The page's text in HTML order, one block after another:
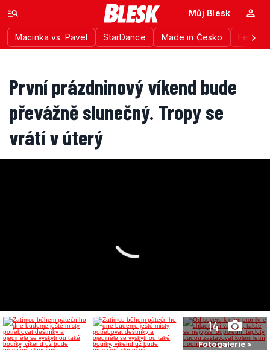
Macinka vs. Pavel StarDance Made in Česko
Můj Blesk
První prázdninový víkend bude
převážně slunečný. Tropy se
vrátí v úterý
14
Fotogalerie >